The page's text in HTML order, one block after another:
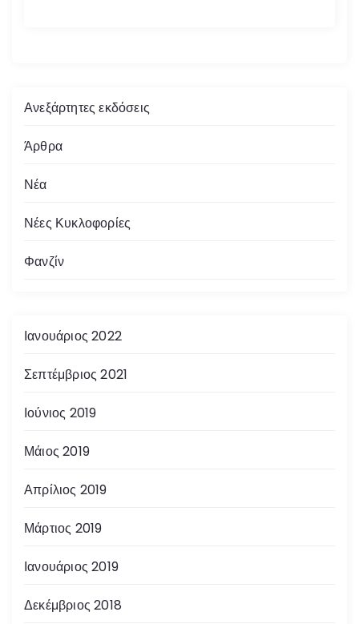
Ανεξάρτητες εκδόσεις
Άρθρα
Νέα
Νέες Κυκλοφορίες
Φανζίν
Ιανουάριος 2022
Σεπτέμβριος 2021
Ιούνιος 2019
Μάιος 2019
Απρίλιος 2019
Μάρτιος 2019
Ιανουάριος 2019
Δεκέμβριος 2018